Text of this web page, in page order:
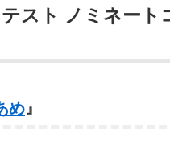
スト ノミネート
め』